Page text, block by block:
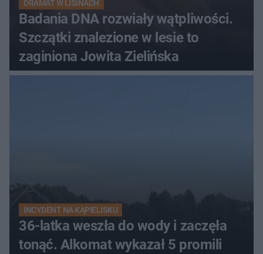
DRAMAT W LISINACH
Badania DNA rozwiały wątpliwości.
Szczątki znalezione w lesie to
zaginiona Jowita Zielińska
INCYDENT NA KĄPIELISKU
36-latka weszła do wody i zaczęła
tonąć. Alkomat wykazał 5 promili